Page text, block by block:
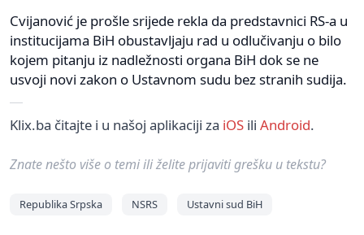
Cvijanović je prošle srijede rekla da predstavnici RS-a u
institucijama BiH obustavljaju rad u odlučivanju o bilo
kojem pitanju iz nadležnosti organa BiH dok se ne
usvoji novi zakon o Ustavnom sudu bez stranih sudija.
Klix.ba čitajte i u našoj aplikaciji za iOS ili Android.
Znate nešto više o temi ili želite prijaviti grešku u tekstu?
Republika Srpska NSRS Ustavni sud BiH